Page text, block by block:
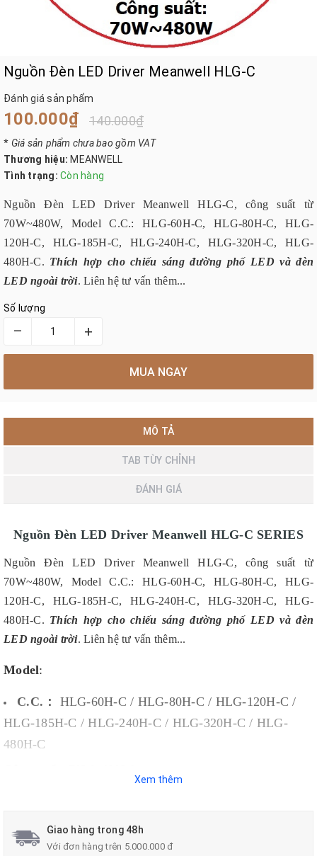
Nguồn Đèn LED Driver Meanwell HLG-C
Đánh giá sản phẩm
100.000₫ 140.000₫
* Giá sản phẩm chưa bao gồm VAT
Thương hiệu: MEANWELL
Tình trạng: Còn hàng
Nguồn Đèn LED Driver Meanwell HLG-C, công suất từ
70W~480W, Model C.C.: HLG-60H-C, HLG-80H-C, HLG-
120H-C, HLG-185H-C, HLG-240H-C, HLG-320H-C, HLG-
480H-C. Thích hợp cho chiếu sáng đường phố LED và đèn
LED ngoài trời. Liên hệ tư vấn thêm...
Số lượng
– +
MUA NGAY
MÔ TẢ
TAB TÙY CHỈNH
ĐÁNH GIÁ
Nguồn Đèn LED Driver Meanwell HLG-C SERIES
Nguồn Đèn LED Driver Meanwell HLG-C, công suất từ
70W~480W, Model C.C.: HLG-60H-C, HLG-80H-C, HLG-
120H-C, HLG-185H-C, HLG-240H-C, HLG-320H-C, HLG-
480H-C. Thích hợp cho chiếu sáng đường phố LED và đèn
LED ngoài trời. Liên hệ tư vấn thêm...
Model:
C.C.： HLG-60H-C / HLG-80H-C / HLG-120H-C /
HLG-185H-C / HLG-240H-C / HLG-320H-C / HLG-
480H-C
Xem thêm
Giao hàng trong 48h
Với đơn hàng trên 5.000.000 đ